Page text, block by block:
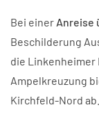
Bei einer Anreise
Beschilderung
die Linkenheimer
Ampelkreuzung
Kirchfeld-Nord ab.